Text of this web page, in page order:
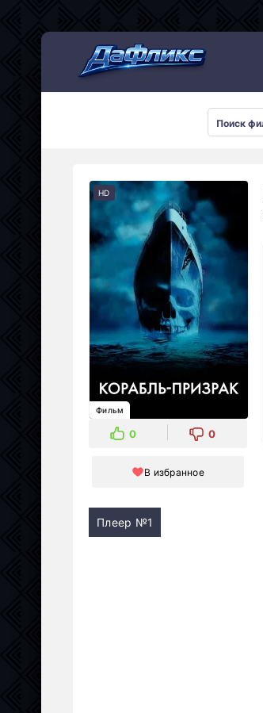
HD
Фильм
0 0
В избранное
Плеер №1
Мультсериалы